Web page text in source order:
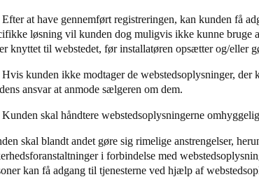
at have gennemført registreringen, kan kunden få
løsning vil kunden dog muligvis ikke kunne bruge
knyttet til webstedet, før installatøren opsætter og/eller
kunden ikke modtager de webstedsoplysninger, der
ansvar at anmode sælgeren om dem.
skal håndtere webstedsoplysningerne
skal blandt andet gøre sig rimelige anstrengelser,
i forbindelse med
kan få adgang til tjenesterne ved hjælp af